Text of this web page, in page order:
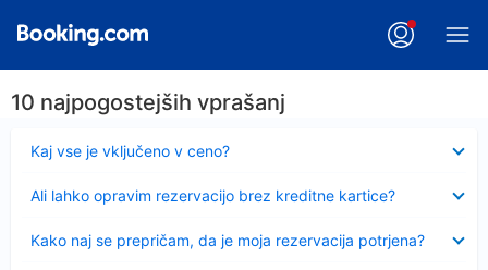
10 najpogostejših vprašanj
Kaj vse je vključeno v ceno?
Ali lahko opravim rezervacijo brez kreditne kartice?
Kako naj se prepričam, da je moja rezervacija potrjena?